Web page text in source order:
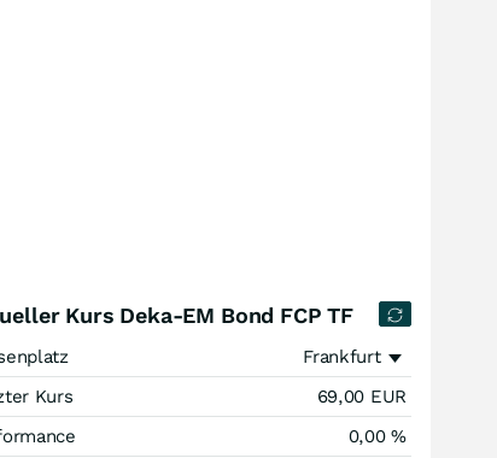
Kurs Deka-EM Bond FCP TF
Frankfurt
Kurs
69,00 EUR
0,00%